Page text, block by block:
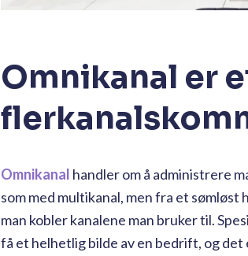
Omnikanal er
Omnikanal handler om å administrere
som med multikanal, men fra et
man kobler kanalene man bruker til.
få et helhetlig bilde av en bedrift, og det